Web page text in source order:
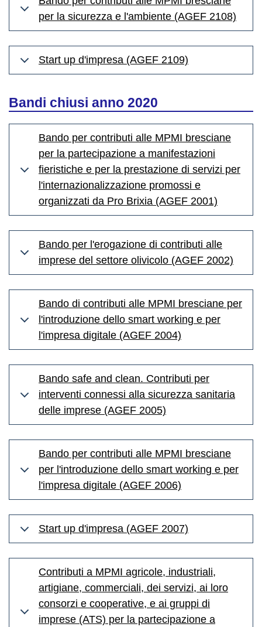
per la sicurezza e l'ambiente (AGEF 2108)
Start up d'impresa (AGEF 2109)
Bandi chiusi anno 2020
Bando per contributi alle MPMI bresciane
per la partecipazione a manifestazioni
fieristiche e per la prestazione di servizi per
l'internazionalizzazione promossi e
organizzati da Pro Brixia (AGEF 2001)
Bando per l'erogazione di contributi alle
imprese del settore olivicolo (AGEF 2002)
Bando di contributi alle MPMI bresciane per
l'introduzione dello smart working e per
l'impresa digitale (AGEF 2004)
Bando safe and clean. Contributi per
interventi connessi alla sicurezza sanitaria
delle imprese (AGEF 2005)
Bando per contributi alle MPMI bresciane
per l'introduzione dello smart working e per
l'impresa digitale (AGEF 2006)
Start up d'impresa (AGEF 2007)
Contributi a MPMI agricole, industriali,
artigiane, commerciali, dei servizi, ai loro
consorzi e cooperative, e ai gruppi di
imprese (ATS) per la partecipazione a